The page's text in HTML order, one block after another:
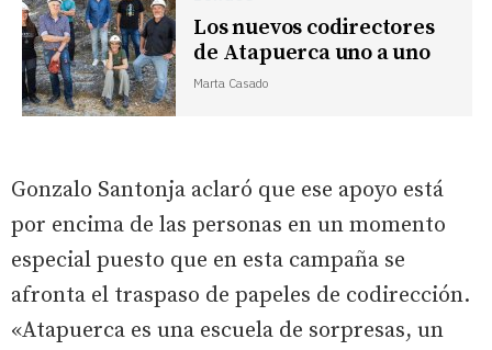
Los nuevos codirectores
de Atapuerca uno a uno
Marta Casado
Gonzalo Santonja aclaró que ese apoyo está
por encima de las personas en un momento
especial puesto que en esta campaña se
afronta el traspaso de papeles de codirección.
«Atapuerca es una escuela de sorpresas, un